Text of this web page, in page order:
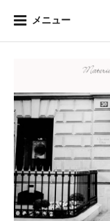
メニュー